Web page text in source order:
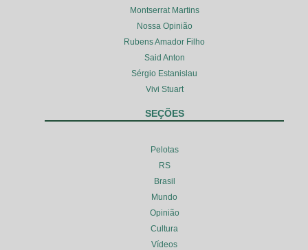
Montserrat Martins
Nossa Opinião
Rubens Amador Filho
Said Anton
Sérgio Estanislau
Vivi Stuart
SEÇÕES
Pelotas
RS
Brasil
Mundo
Opinião
Cultura
Vídeos